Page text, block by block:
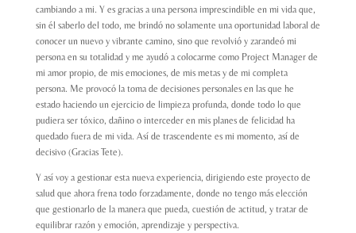
cambiando a mi. Y es gracias a una persona imprescindible en mi vida que,
sin él saberlo del todo, me brindó no solamente una oportunidad laboral de
conocer un nuevo y vibrante camino, sino que revolvió y zarandeó mi
persona en su totalidad y me ayudó a colocarme como Project Manager de
mi amor propio, de mis emociones, de mis metas y de mi completa
persona. Me provocó la toma de decisiones personales en las que he
estado haciendo un ejercicio de limpieza profunda, donde todo lo que
pudiera ser tóxico, dañino o interceder en mis planes de felicidad ha
quedado fuera de mi vida. Así de trascendente es mi momento, así de
decisivo (Gracias Tete).
Y así voy a gestionar esta nueva experiencia, dirigiendo este proyecto de
salud que ahora frena todo forzadamente, donde no tengo más elección
que gestionarlo de la manera que pueda, cuestión de actitud, y tratar de
equilibrar razón y emoción, aprendizaje y perspectiva.